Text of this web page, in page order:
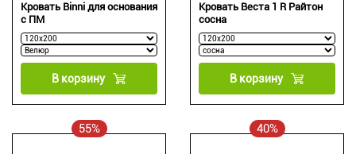
Кровать Binni для основания
с ПМ
В корзину
Кровать Веста 1 R Райтон
сосна
В корзину
55% 40%